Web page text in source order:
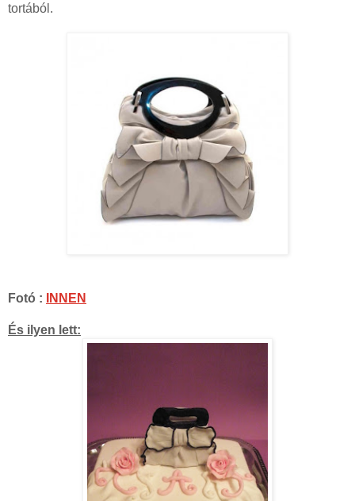
tortából.
Fotó : INNEN
És ilyen lett: